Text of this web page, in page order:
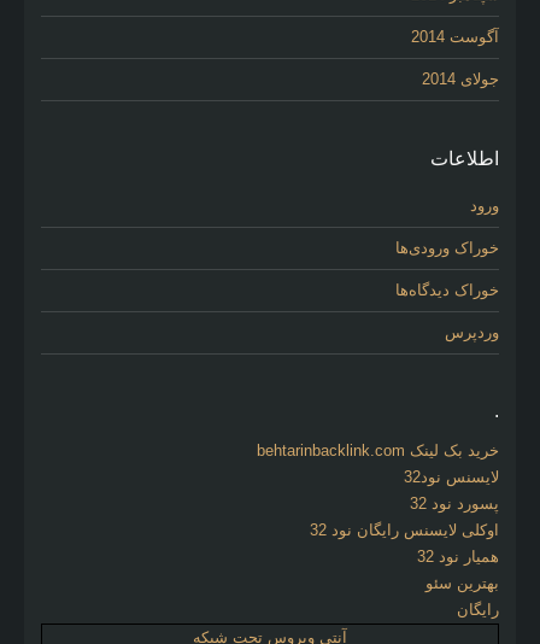
آگوست 2014
جولای 2014
اطلاعات
ورود
خوراک ورودی‌ها
خوراک دیدگاه‌ها
وردپرس
.
خرید بک لینک behtarinbacklink.com
لایسنس نود32
پسورد نود 32
اوکلی لایسنس رایگان نود 32
همیار نود 32
بهترین سئو
رایگان
آنتی ویروس تحت شبکه